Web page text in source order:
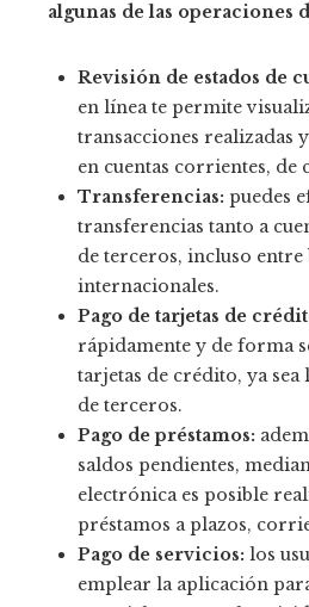
algunas de las operaciones
Revisión de estados de
en línea te permite
transacciones realizadas
en cuentas corrientes,
Transferencias: puedes
transferencias tanto a
de terceros, incluso entre
internacionales.
Pago de tarjetas de
rápidamente y de forma
tarjetas de crédito, ya
de terceros.
Pago de préstamos:
saldos pendientes,
electrónica es posible
préstamos a plazos,
Pago de servicios: los
emplear la aplicación